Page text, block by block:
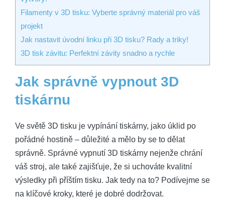
Filamenty v 3D tisku: Vyberte správný materiál pro váš
projekt
Jak nastavit úvodní linku při 3D tisku? Rady a triky!
3D tisk závitu: Perfektní závity snadno a rychle
Jak správně vypnout 3D
tiskárnu
Ve světě 3D tisku je vypínání tiskárny, jako úklid po
pořádné hostině – důležité a mělo by se to dělat
správně. Správné vypnutí 3D tiskárny nejenže chrání
váš stroj, ale také zajišťuje, že si uchováte kvalitní
výsledky při příštím tisku. Jak tedy na to? Podívejme se
na klíčové kroky, které je dobré dodržovat.